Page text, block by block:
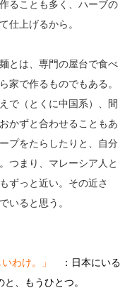
ることも多く、ハーブの
仕上げるから。
とは、専門の屋台で食べ
家で作るものでもある。
で（とくに中国系）、間
かずと合わせることもあ
プをたらしたりと、自分
つまり、マレーシア人と
ずっと近い。その近さ
いると思う。
わけ。 」
：日本にいる
、もうひとつ。